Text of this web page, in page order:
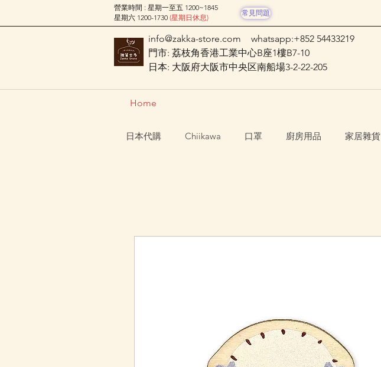
營業時間 : 星期一至五 1200~1845
星期六 1200-1730 (星期日休息)
常見問題
info@zakka-store.com
whatsapp:+852 54433219
門市: 荔枝角香港工業中心B座1樓B7-10
日本: 大阪府大阪市中央区南船場3-2-22-205
Home
日本代購 Chiikawa 口罩 廚房用品 家居雜貨